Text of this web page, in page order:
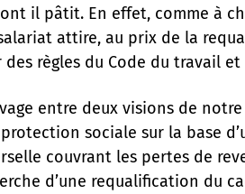
il pâtit. En effet, comme à
attire, au prix de la
règles du Code du travail
entre deux visions de
sociale sur la base
couvrant les pertes de
d’une requalification du